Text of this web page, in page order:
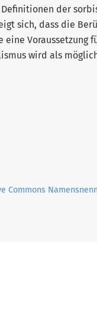
der
sich, dass die
Voraussetzung
wird als
Commons